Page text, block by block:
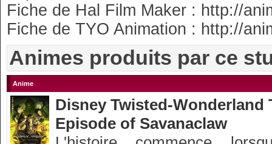
Fiche de Hal Film Maker : http://
Fiche de TYO Animation : http://
Animes produits par ce
Anime
Disney Twisted-Wonderland
Episode of Savanaclaw